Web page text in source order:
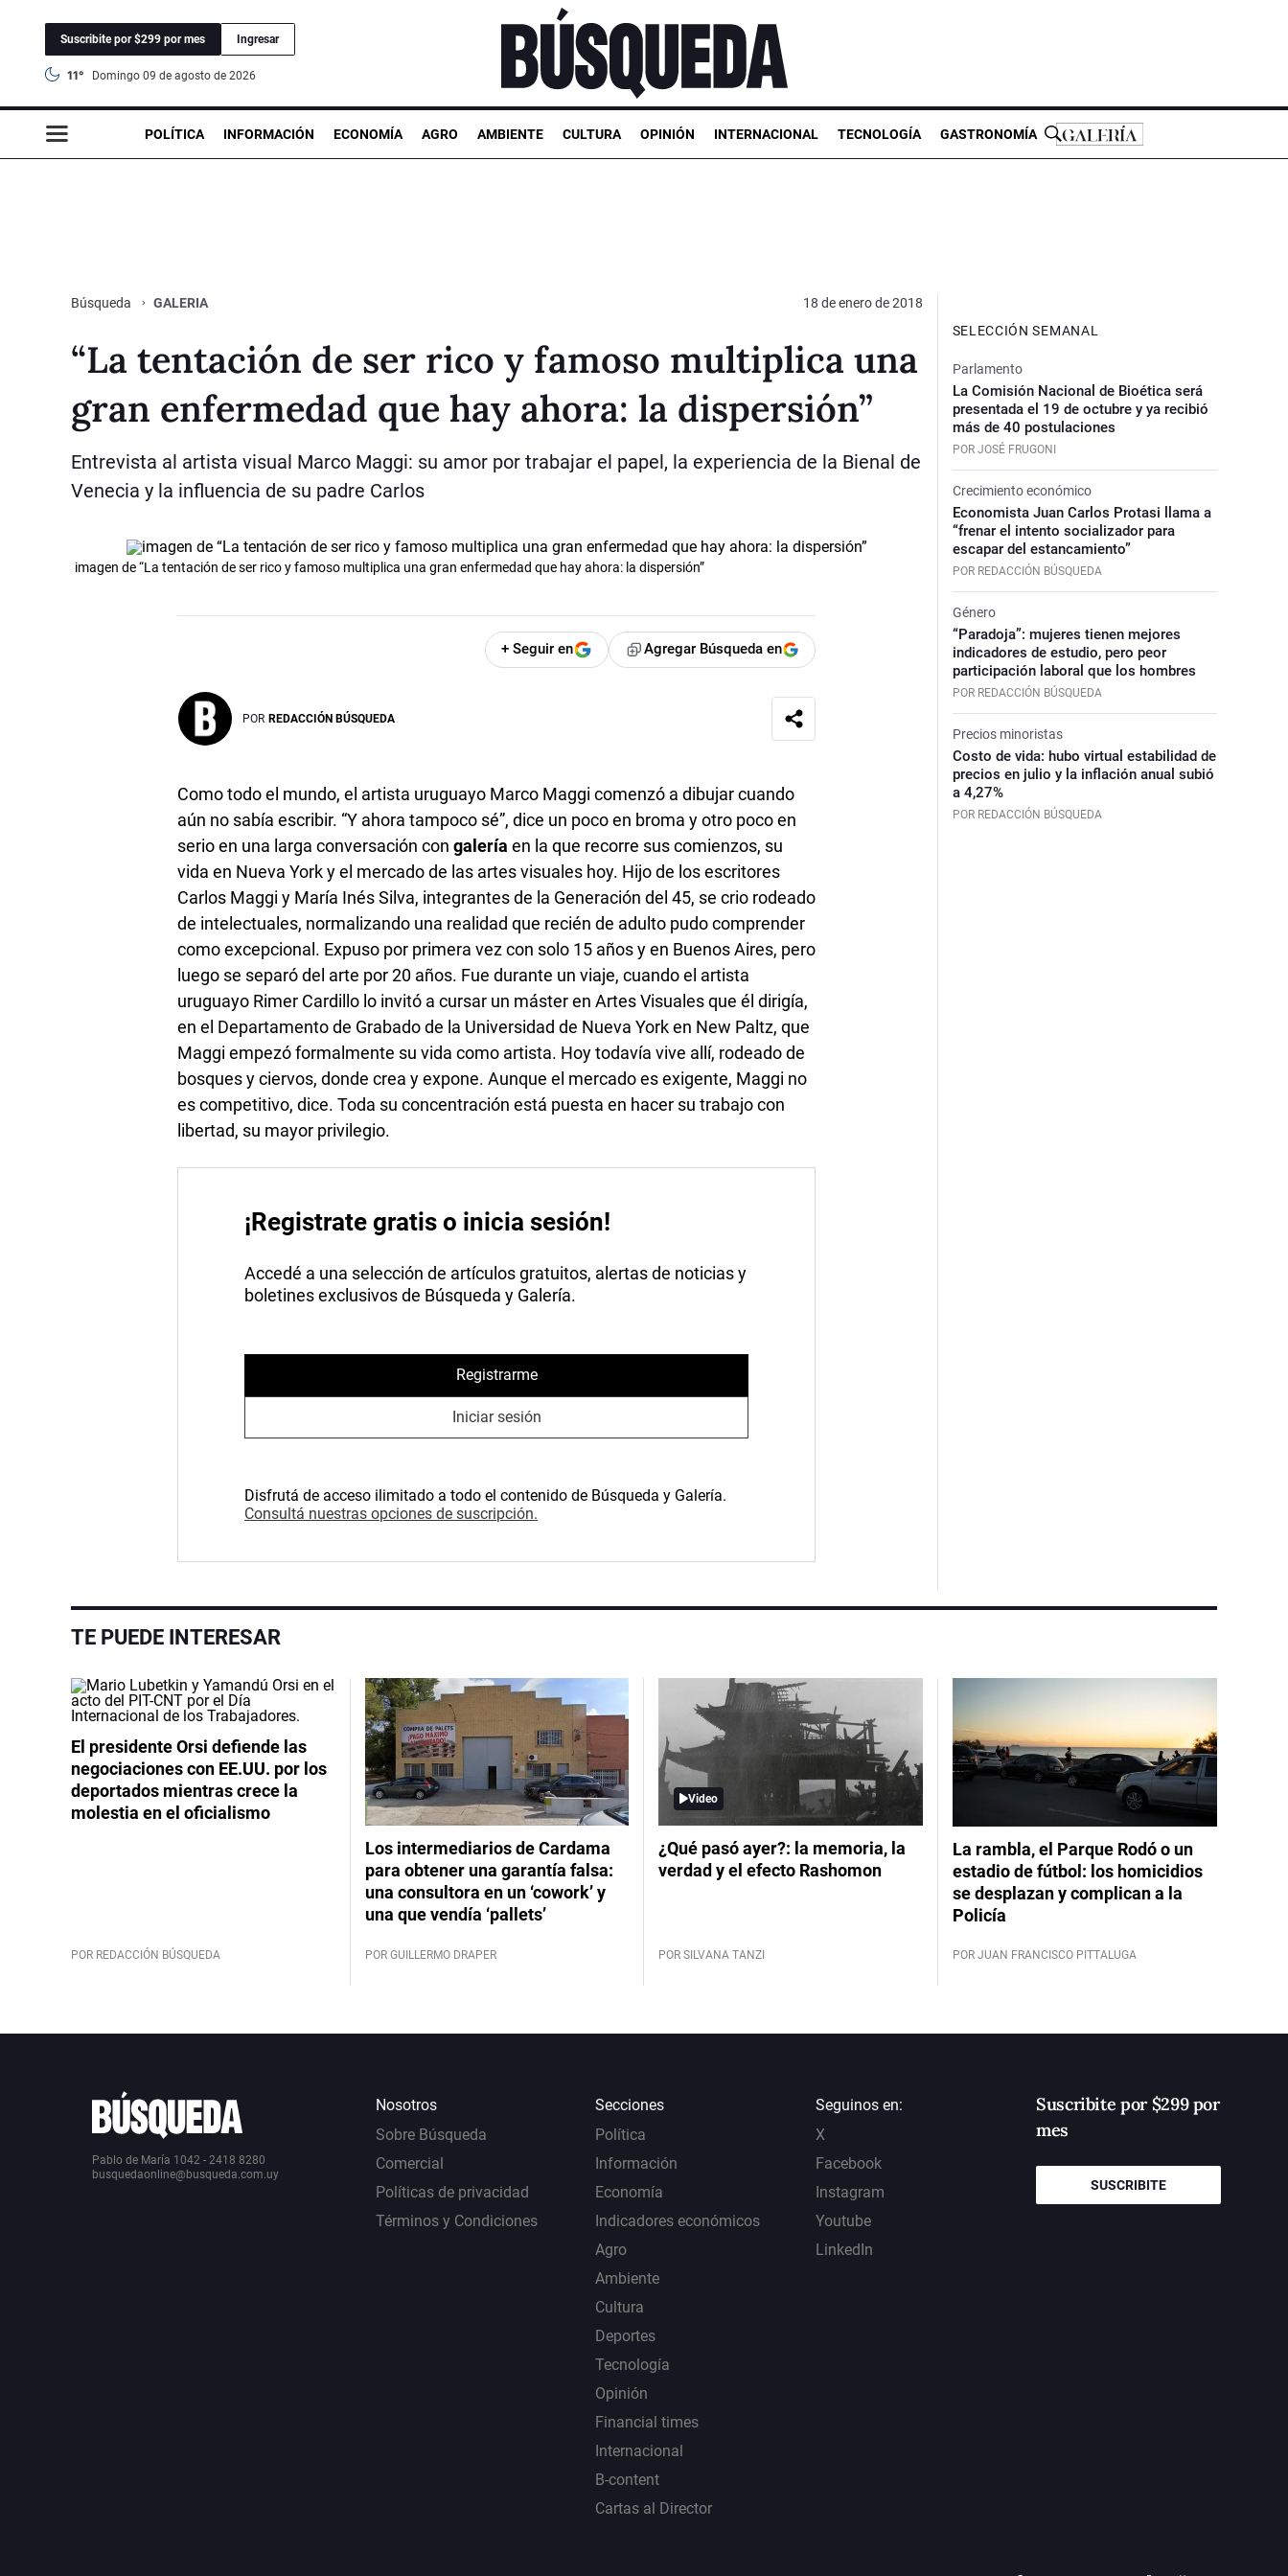
Suscribite por $299 por mes Ingresar
11° domingo 09 de agosto de 2026
POLÍTICA INFORMACIÓN ECONOMÍA AGRO AMBIENTE CULTURA OPINIÓN INTERNACIONAL TECNOLOGÍA GASTRONOMÍA
Búsqueda GALERIA 18 de enero de 2018
“La tentación de ser rico y famoso multiplica una
gran enfermedad que hay ahora: la dispersión”
Entrevista al artista visual Marco Maggi: su amor por trabajar el papel, la experiencia de la Bienal de
Venecia y la influencia de su padre Carlos
imagen de “La tentación de ser rico y famoso multiplica una gran enfermedad que hay ahora: la dispersión”
+ Seguir en Agregar Búsqueda en
POR REDACCIÓN BÚSQUEDA
Como todo el mundo, el artista uruguayo Marco Maggi comenzó a dibujar cuando
aún no sabía escribir. “Y ahora tampoco sé”, dice un poco en broma y otro poco en
serio en una larga conversación congalería en la que recorre sus comienzos, su
vida en Nueva York y el mercado de las artes visuales hoy. Hijo de los escritores
Carlos Maggi y María Inés Silva, integrantes de la Generación del 45, se crio rodeado
de intelectuales, normalizando una realidad que recién de adulto pudo comprender
como excepcional. Expuso por primera vez con solo 15 años y en Buenos Aires, pero
luego se separó del arte por 20 años. Fue durante un viaje, cuando el artista
uruguayo Rimer Cardillo lo invitó a cursar un máster en Artes Visuales que él dirigía,
en el Departamento de Grabado de la Universidad de Nueva York en New Paltz, que
Maggi empezó formalmente su vida como artista. Hoy todavía vive allí, rodeado de
bosques y ciervos, donde crea y expone. Aunque el mercado es exigente, Maggi no
es competitivo, dice. Toda su concentración está puesta en hacer su trabajo con
libertad, su mayor privilegio.
¡Registrate gratis o inicia sesión!
Accedé a una selección de artículos gratuitos, alertas de noticias y
boletines exclusivos de Búsqueda y Galería.
Registrarme
Iniciar sesión
Disfrutá de acceso ilimitado a todo el contenido de Búsqueda y Galería.
Consultá nuestras opciones de suscripción.
SELECCIÓN SEMANAL
Parlamento
La Comisión Nacional de Bioética será
presentada el 19 de octubre y ya recibió
más de 40 postulaciones
POR JOSÉ FRUGONI
Crecimiento económico
Economista Juan Carlos Protasi llama a
“frenar el intento socializador para
escapar del estancamiento”
POR REDACCIÓN BÚSQUEDA
Género
“Paradoja”: mujeres tienen mejores
indicadores de estudio, pero peor
participación laboral que los hombres
POR REDACCIÓN BÚSQUEDA
Precios minoristas
Costo de vida: hubo virtual estabilidad de
precios en julio y la inflación anual subió
a 4,27%
POR REDACCIÓN BÚSQUEDA
TE PUEDE INTERESAR
El presidente Orsi defiende las
negociaciones con EE.UU. por los
deportados mientras crece la
molestia en el oficialismo
POR REDACCIÓN BÚSQUEDA
Los intermediarios de Cardama
para obtener una garantía falsa:
una consultora en un ‘cowork’ y
una que vendía ‘pallets’
POR GUILLERMO DRAPER
Video
¿Qué pasó ayer?: la memoria, la
verdad y el efecto Rashomon
POR SILVANA TANZI
La rambla, el Parque Rodó o un
estadio de fútbol: los homicidios
se desplazan y complican a la
Policía
POR JUAN FRANCISCO PITTALUGA
Pablo de María 1042 - 2418 8280
busquedaonline@busqueda.com.uy
Nosotros
Sobre Búsqueda
Comercial
Políticas de privacidad
Términos y Condiciones
Secciones
Política
Información
Economía
Indicadores económicos
Agro
Ambiente
Cultura
Deportes
Tecnología
Opinión
Financial times
Internacional
B-content
Cartas al Director
Seguinos en:
X
Facebook
Instagram
Youtube
LinkedIn
Suscribite por $299 por
mes
SUSCRIBITE